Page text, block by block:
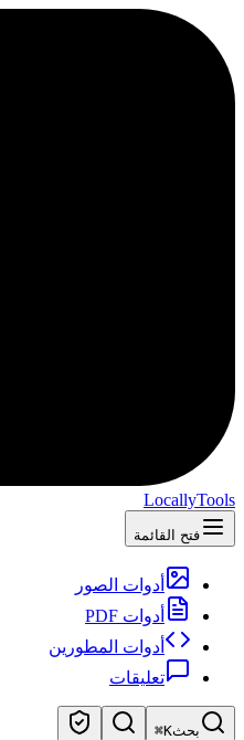
LocallyTools
فتح القائمة
أدوات الصور
أدوات PDF
أدوات المطورين
تعليقات
بحث⌘K